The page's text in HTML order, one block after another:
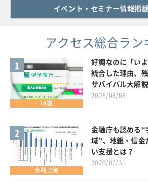
イベント・セミナー情報掲
アクセス総合ラン
1
地銀
好調なのに「い
統合した理由、
サバイバル大解説
2026/08/05
2
金融政策
金融庁も認める“
域”、地銀・信金
い支援とは？
2026/07/31